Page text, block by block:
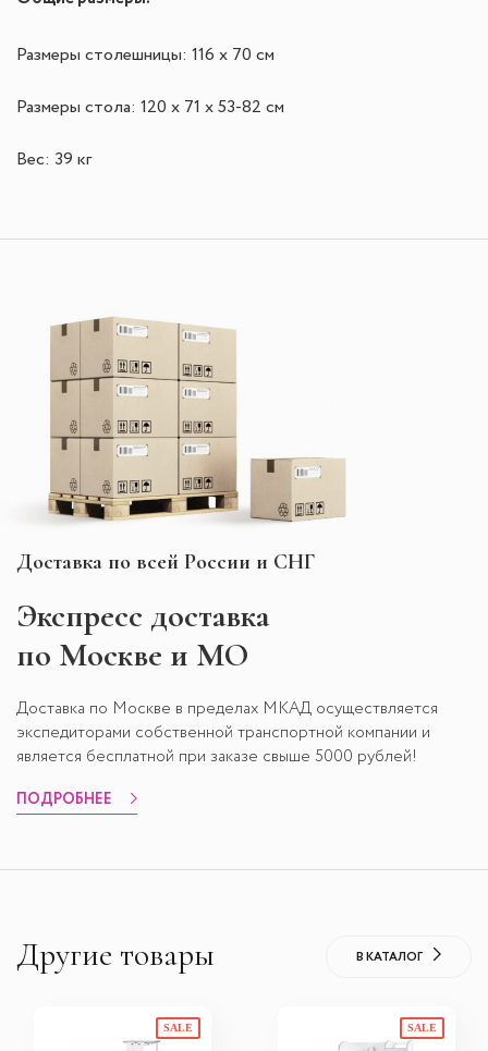
Размеры столешницы: 116 х 70 см
Размеры стола: 120 х 71 х 53-82 см
Вес: 39 кг
Доставка по всей России и СНГ
Экспресс доставка
по Москве и МО
Доставка по Москве в пределах МКАД осуществляется
экспедиторами собственной транспортной компании и
является бесплатной при заказе свыше 5000 рублей!
ПОДРОБНЕЕ
Другие товары В КАТАЛОГ
SALE SALE